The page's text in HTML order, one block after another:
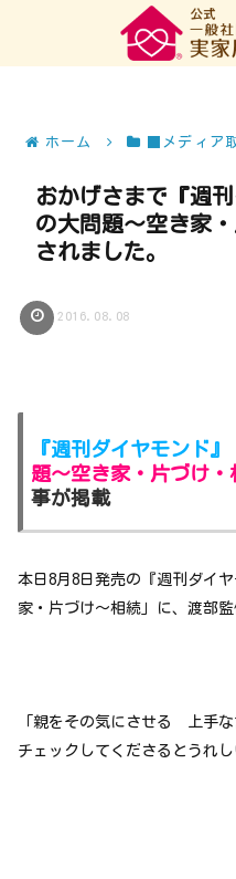
ホーム ■メディア
おかげさまで『週
の大問題～空き家
されました。
2016.08.08
『週刊ダイヤモンド』
題～空き家・片づけ・
事が掲載
本日8月8日発売の『週刊ダイ
家・片づけ～相続」に、渡部
「親をその気にさせる 上手な
チェックしてくださるとうれし